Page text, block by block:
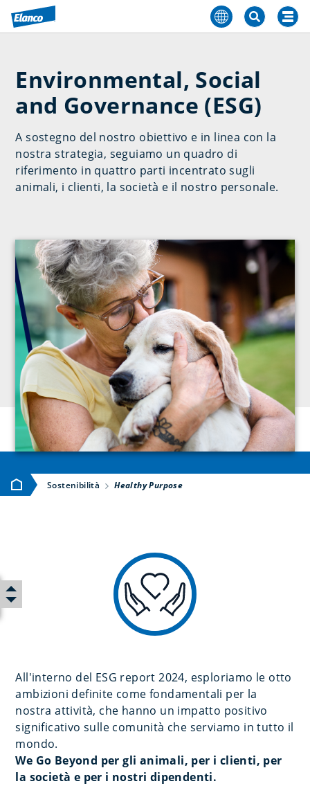
Environmental, Social
and Governance (ESG)
A sostegno del nostro obiettivo e in linea con la
nostra strategia, seguiamo un quadro di
riferimento in quattro parti incentrato sugli
animali, i clienti, la società e il nostro personale.
Home
Sostenibilità Healthy Purpose
All'interno del ESG report 2024, esploriamo le otto
ambizioni definite come fondamentali per la
nostra attività, che hanno un impatto positivo
significativo sulle comunità che serviamo in tutto il
mondo.
We Go Beyond per gli animali, per i clienti, per
la società e per i nostri dipendenti.